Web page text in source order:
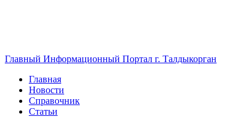
Главный Информационный Портал г. Талдыкорган
Главная
Новости
Справочник
Статьи